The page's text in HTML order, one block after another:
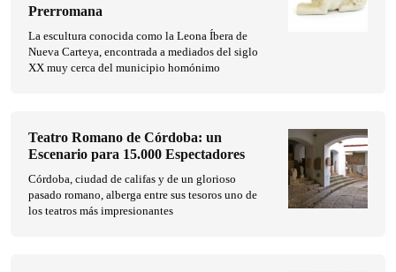
Prerromana
La escultura conocida como la Leona Íbera de
Nueva Carteya, encontrada a mediados del siglo
XX muy cerca del municipio homónimo
Teatro Romano de Córdoba: un
Escenario para 15.000 Espectadores
Córdoba, ciudad de califas y de un glorioso
pasado romano, alberga entre sus tesoros uno de
los teatros más impresionantes